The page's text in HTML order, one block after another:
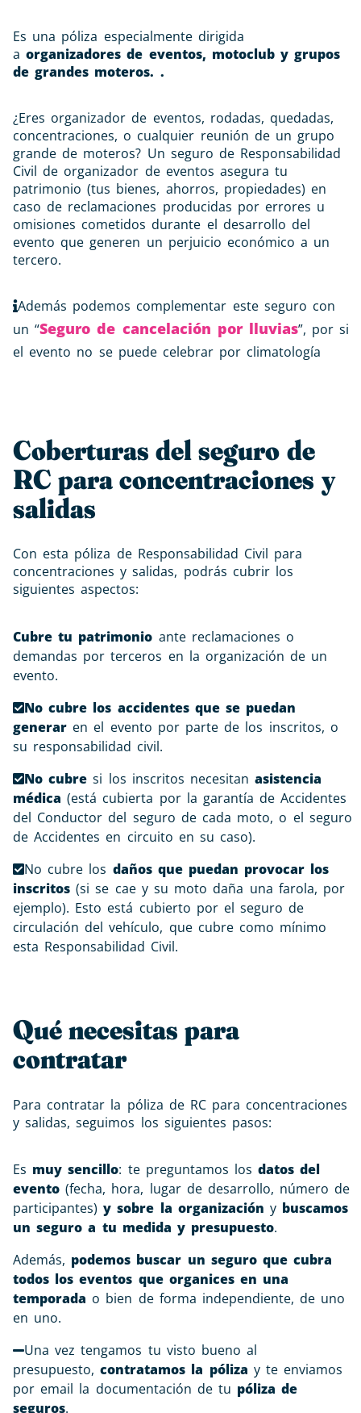
Es una póliza especialmente dirigida
aorganizadores de eventos, motoclub y grupos
de grandes moteros. .
¿Eres organizador de eventos, rodadas, quedadas,
concentraciones, o cualquier reunión de un grupo
grande de moteros? Un seguro de Responsabilidad
Civil de organizador de eventos asegura tu
patrimonio (tus bienes, ahorros, propiedades) en
caso de reclamaciones producidas por errores u
omisiones cometidos durante el desarrollo del
evento que generen un perjuicio económico a un
tercero.
Además podemos complementar este seguro con
un “Seguro de cancelación por lluvias”, por si
el evento no se puede celebrar por climatología
Coberturas del seguro de
RC para concentraciones y
salidas
Con esta póliza de Responsabilidad Civil para
concentraciones y salidas, podrás cubrir los
siguientes aspectos:
Cubre tu patrimonio ante reclamaciones o
demandas por terceros en la organización de un
evento.
No cubre los accidentes que se puedan
generar en el evento por parte de los inscritos, o
su responsabilidad civil.
No cubre si los inscritos necesitanasistencia
médica (está cubierta por la garantía de Accidentes
del Conductor del seguro de cada moto, o el seguro
de Accidentes en circuito en su caso).
No cubre los daños que puedan provocar los
inscritos (si se cae y su moto daña una farola, por
ejemplo). Esto está cubierto por el seguro de
circulación del vehículo, que cubre como mínimo
esta Responsabilidad Civil.
Qué necesitas para
contratar
Para contratar la póliza de RC para concentraciones
y salidas, seguimos los siguientes pasos:
Es muy sencillo: te preguntamos losdatos del
evento (fecha, hora, lugar de desarrollo, número de
participantes)y sobre la organización y buscamos
un seguro a tu medida y presupuesto.
Además, podemos buscar un seguro que cubra
todos los eventos que organices en una
temporada o bien de forma independiente, de uno
en uno.
Una vez tengamos tu visto bueno al
presupuesto,contratamos la póliza y te enviamos
por email la documentación de tu póliza de
seguros.